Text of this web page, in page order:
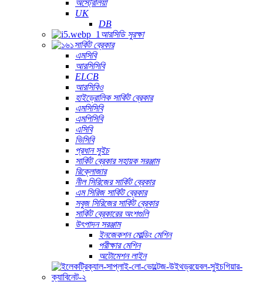
অস্ট্রেলিয়া
UK
DB
আরসিডি সুরক্ষা
সার্কিট ব্রেকার
এমসিবি
আরসিসিবি
ELCB
আরসিবিও
হাইড্রোলিক সার্কিট ব্রেকার
এমসিসিবি
এমপিসিবি
এসিবি
ভিসিবি
প্রধান সুইচ
সার্কিট ব্রেকার সহায়ক সরঞ্জাম
রিক্লোজার
নীল সিরিজের সার্কিট ব্রেকার
এম সিরিজ সার্কিট ব্রেকার
সবুজ সিরিজের সার্কিট ব্রেকার
সার্কিট ব্রেকারের অংশগুলি
উৎপাদন সরঞ্জাম
ইনজেকশন মোল্ডিং মেশিন
পরীক্ষার মেশিন
অটোমেশন লাইন